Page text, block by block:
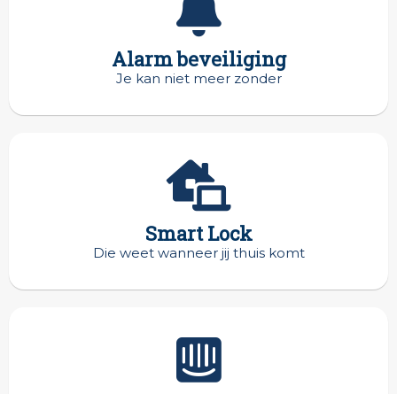
Alarm beveiliging
Je kan niet meer zonder
Smart Lock
Die weet wanneer jij thuis komt